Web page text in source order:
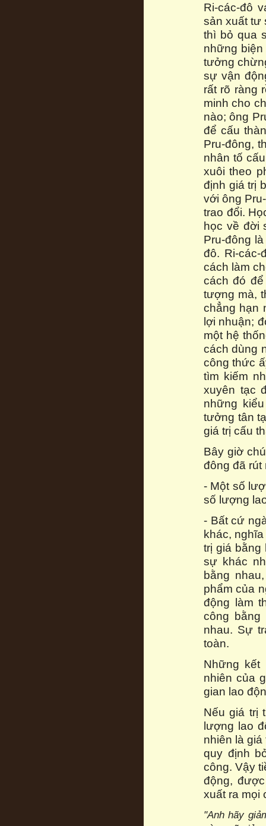
Ri-các-đô
sản xuất tư
thì bỏ qua
những
tưởng
sự vận
rất rõ ràng
minh cho
nào; ông
để cấu
Pru-đông,
nhân tố
xuôi theo
định giá trị
với ông
trao đổi.
học về đời
Pru-đông
đô. Ri-
cách làm
cách đó
tượng mà,
chẳng hạn
lợi nhuận;
một hệ
cách dùng
công thức
tìm kiếm
xuyên tạc
những
tưởng tân
giá trị cấu
Bây giờ
đông đã rút
- Một số
số lượng
- Bất cứ
khác,
trị giá bằng
sự khác
bằng
phẩm của
động làm
công
nhau. Sự
toàn.
Những kết
nhiên của
gian lao
Nếu giá trị
lượng lao
nhiên là
quy định
công. Vậy
động,
xuất ra mọi
"Anh hãy